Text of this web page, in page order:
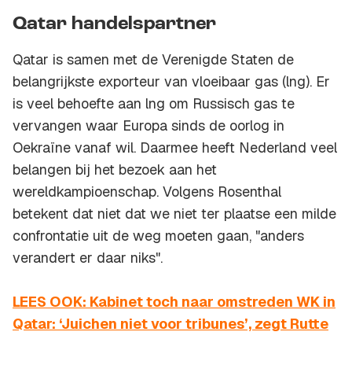
Qatar handelspartner
Qatar is samen met de Verenigde Staten de
belangrijkste exporteur van vloeibaar gas (lng). Er
is veel behoefte aan lng om Russisch gas te
vervangen waar Europa sinds de oorlog in
Oekraïne vanaf wil. Daarmee heeft Nederland veel
belangen bij het bezoek aan het
wereldkampioenschap. Volgens Rosenthal
betekent dat niet dat we niet ter plaatse een milde
confrontatie uit de weg moeten gaan, "anders
verandert er daar niks".
LEES OOK: Kabinet toch naar omstreden WK in
Qatar: ‘Juichen niet voor tribunes’, zegt Rutte